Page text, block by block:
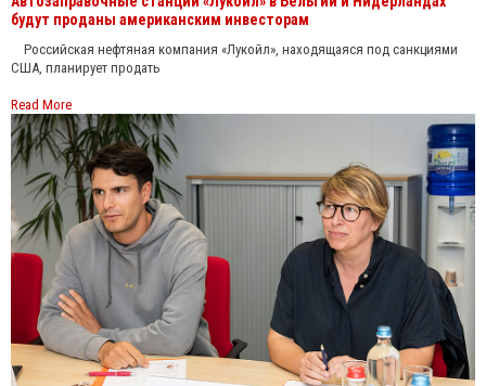
будут проданы американским инвесторам
Российская нефтяная компания «Лукойл», находящаяся под санкциями
США, планирует продать
Read More